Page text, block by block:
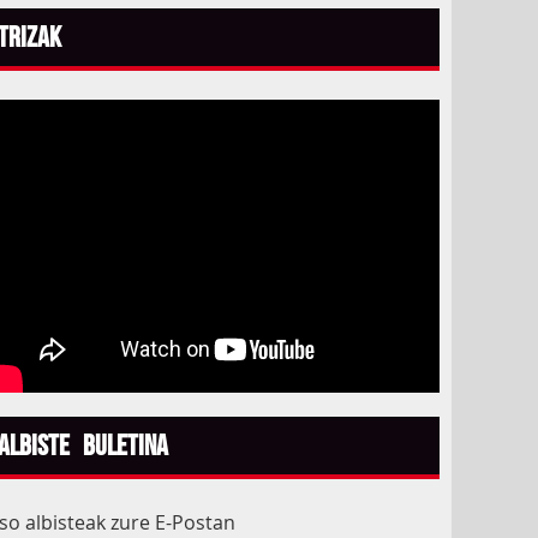
Buletina
albisteak zure E-Postan